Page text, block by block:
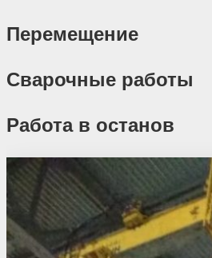
Перемещение
Сварочные работы
Работа в останов
Похожие проекты
Результатов не найдено.
Еще проекты из